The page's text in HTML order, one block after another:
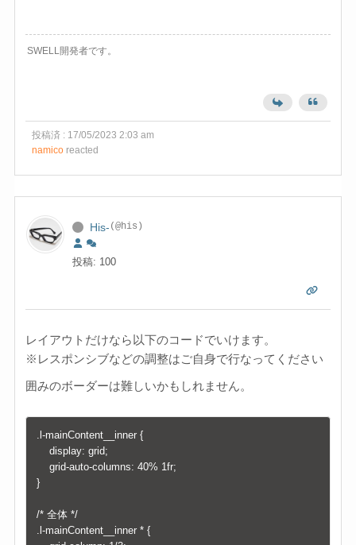
SWELL開発者です。
投稿済 : 17/05/2023 2:03 am
namicoreacted
His- (@his)
投稿: 100
レイアウトだけなら以下のコードでいけます。
※レスポンシブなどの調整はご自身で行なってください
囲みのボーダーは難しいかもしれません。
.l-mainContent__inner {
}
/* 全体 */
.l-mainContent__inner * {